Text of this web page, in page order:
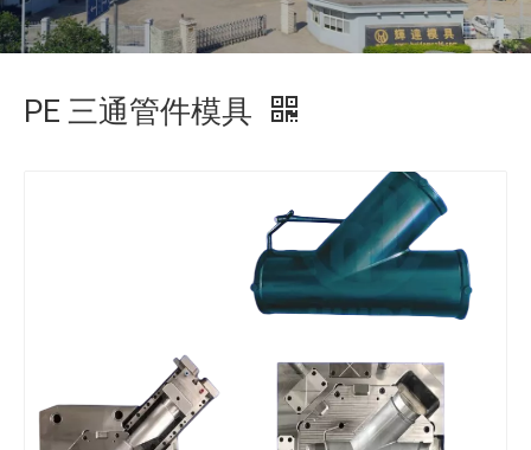
PE 三通管件模具